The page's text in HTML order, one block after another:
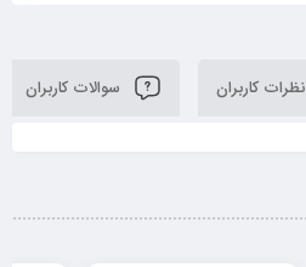
نظرات کاربران سوالات کاربران